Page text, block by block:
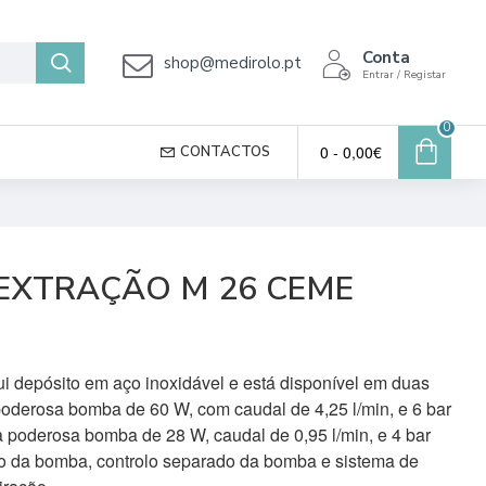
shop@medirolo.pt Conta
Entrar / Registar
CONTACTOS 0 - 0,00€
0
M 26 CEME
depósito em aço inoxidável e está disponível em duas
bomba de 60 W, com caudal de 4,25 l/min, e 6 bar
bomba de 28 W, caudal de 0,95 l/min, e 4 bar
bomba, controlo separado da bomba e sistema de